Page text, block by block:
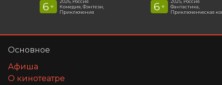
6 +
2026, Россия
Комедия, Фэнтези,
Приключения
6 +
2025, Россия
Фантастика,
Приключенческая
Основное
Афиша
О кинотеатре